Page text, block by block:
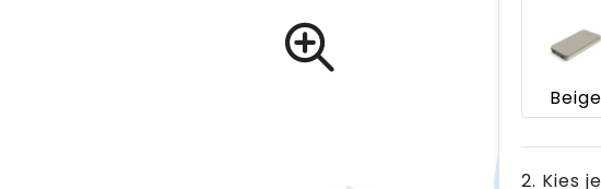
Beige
2. Kies